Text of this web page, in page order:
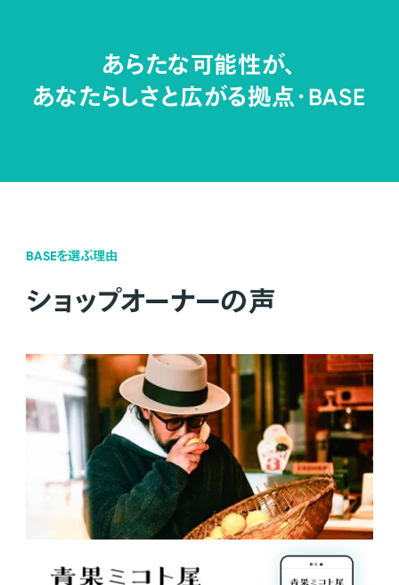
あらたな可能性が、
あなたらしさと広がる拠点・BASE
BASEを選ぶ理由
ショップオーナーの声